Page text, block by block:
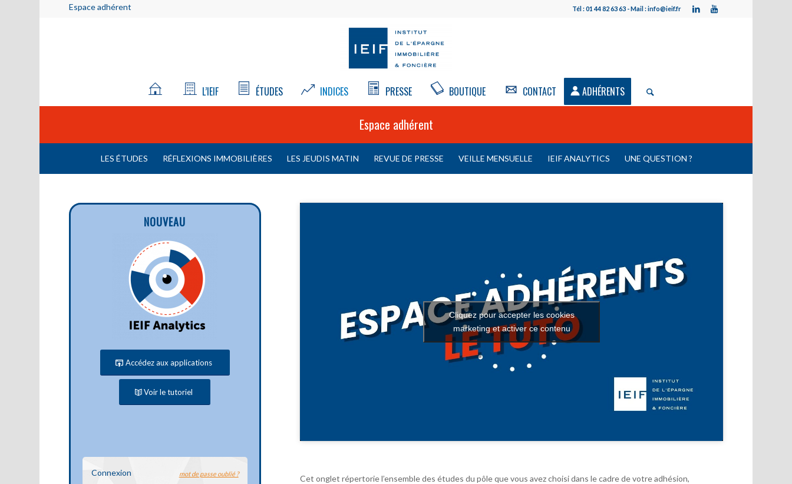
Espace adhérent Tél : 01 44 82 63 63 - Mail : info@ieif.fr
L’IEIF ÉTUDES INDICES PRESSE BOUTIQUE CONTACT ADHÉRENTS
Espace adhérent
LES ÉTUDES RÉFLEXIONS IMMOBILIÈRES LES JEUDIS MATIN REVUE DE PRESSE VEILLE MENSUELLE IEIF ANALYTICS UNE QUESTION ?
NOUVEAU
Accédez aux applications
Voir le tutoriel
Connexion mot de passe oublié ?
Cliquez pour accepter les cookies
marketing et activer ce contenu
Cet onglet répertorie l’ensemble des études du pôle que vous avez choisi dans le cadre de votre adhésion,